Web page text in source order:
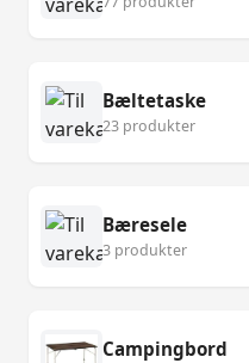
Bæltetaske
23 produkter
Bæresele
3 produkter
Campingbord